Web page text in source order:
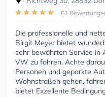
61
Die professionelle und
Birgit Meyer bietet
sehr bewährten Service in
VW zu fahren. Achte
Personen und geparkte
Wohnstraßen gehen,
bietet Exzellente